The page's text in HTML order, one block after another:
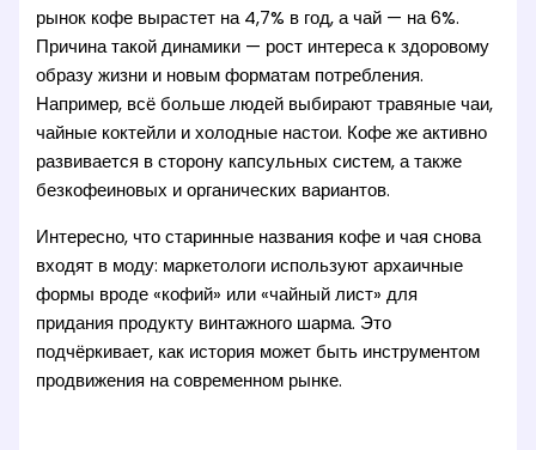
рынок кофе вырастет на 4,7% в год, а чай — на 6%.
Причина такой динамики — рост интереса к здоровому
образу жизни и новым форматам потребления.
Например, всё больше людей выбирают травяные чаи,
чайные коктейли и холодные настои. Кофе же активно
развивается в сторону капсульных систем, а также
безкофеиновых и органических вариантов.
Интересно, что старинные названия кофе и чая снова
входят в моду: маркетологи используют архаичные
формы вроде «кофий» или «чайный лист» для
придания продукту винтажного шарма. Это
подчёркивает, как история может быть инструментом
продвижения на современном рынке.